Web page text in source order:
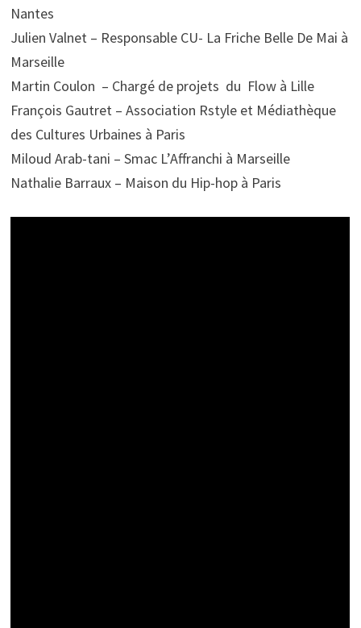
Nantes
Julien Valnet – Responsable CU- La Friche Belle De Mai à
Marseille
Martin Coulon – Chargé de projets du Flow à Lille
François Gautret – Association Rstyle et Médiathèque
des Cultures Urbaines à Paris
Miloud Arab-tani – Smac L’Affranchi à Marseille
Nathalie Barraux – Maison du Hip-hop à Paris